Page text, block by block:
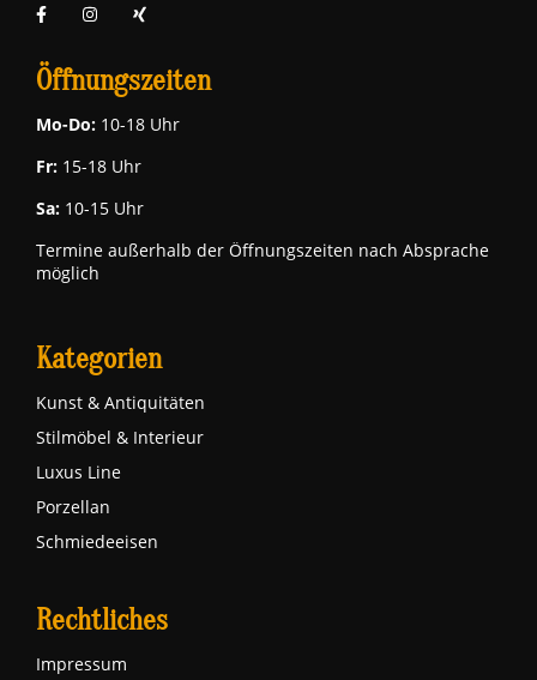
Öffnungszeiten
Mo-Do: 10-18 Uhr
Fr: 15-18 Uhr
Sa: 10-15 Uhr
Termine außerhalb der Öffnungszeiten nach Absprache
möglich
Kategorien
Kunst & Antiquitäten
Stilmöbel & Interieur
Luxus Line
Porzellan
Schmiedeeisen
Rechtliches
Impressum